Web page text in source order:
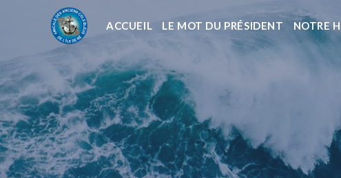
ACCUEIL LE MOT DU PRÉSIDENT NOTRE